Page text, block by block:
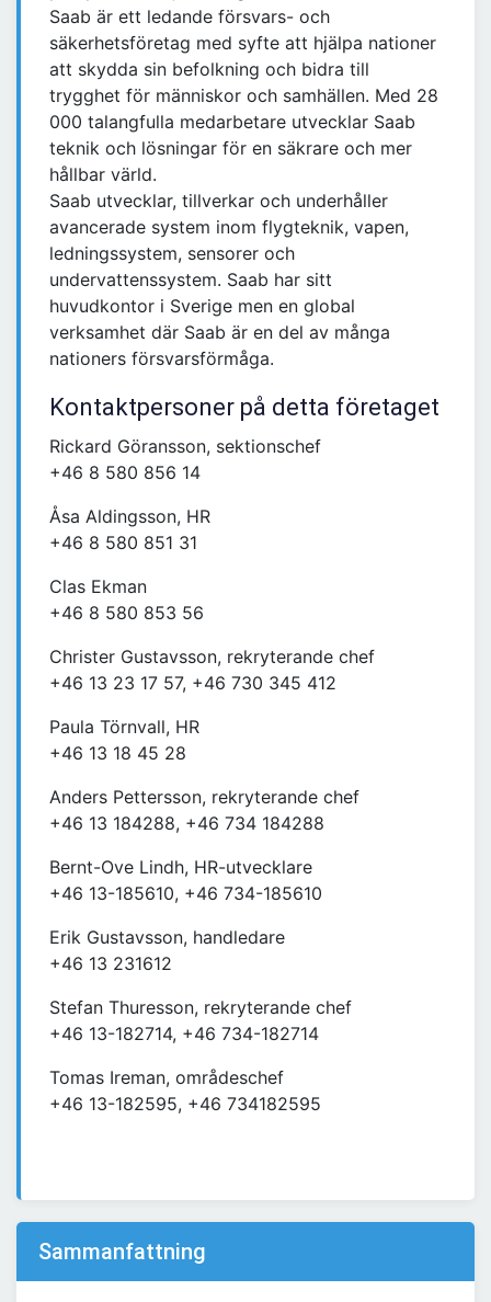
Saab är ett ledande försvars- och
säkerhetsföretag med syfte att hjälpa nationer
att skydda sin befolkning och bidra till
trygghet för människor och samhällen. Med 28
000 talangfulla medarbetare utvecklar Saab
teknik och lösningar för en säkrare och mer
hållbar värld.
Saab utvecklar, tillverkar och underhåller
avancerade system inom flygteknik, vapen,
ledningssystem, sensorer och
undervattenssystem. Saab har sitt
huvudkontor i Sverige men en global
verksamhet där Saab är en del av många
nationers försvarsförmåga.
Kontaktpersoner på detta företaget
Rickard Göransson, sektionschef
+46 8 580 856 14
Åsa Aldingsson, HR
+46 8 580 851 31
Clas Ekman
+46 8 580 853 56
Christer Gustavsson, rekryterande chef
+46 13 23 17 57, +46 730 345 412
Paula Törnvall, HR
+46 13 18 45 28
Anders Pettersson, rekryterande chef
+46 13 184288, +46 734 184288
Bernt-Ove Lindh, HR-utvecklare
+46 13-185610, +46 734-185610
Erik Gustavsson, handledare
+46 13 231612
Stefan Thuresson, rekryterande chef
+46 13-182714, +46 734-182714
Tomas Ireman, områdeschef
+46 13-182595, +46 734182595
Sammanfattning